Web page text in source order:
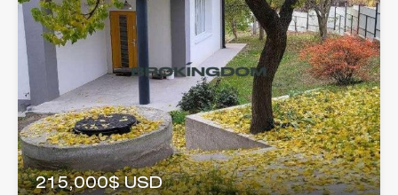
215,000$ USD